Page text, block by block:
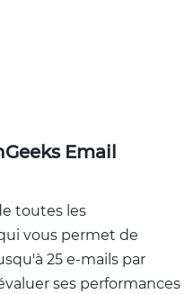
Email
toutes les
vous permet de
25 e-mails par
ses performances